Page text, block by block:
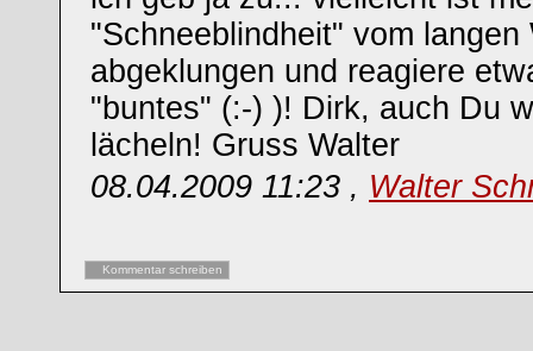
"Schneeblindheit" vom
abgeklungen und reagiere
"buntes" (:-) )! Dirk, auch Du
lächeln! Gruss Walter
08.04.2009 11:23 , Walter
Kommentar schreiben